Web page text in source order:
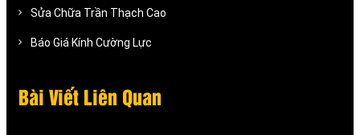
Sửa Chữa Trần Thạch Cao
Báo Giá Kính Cường Lực
Bài Viết Liên Quan